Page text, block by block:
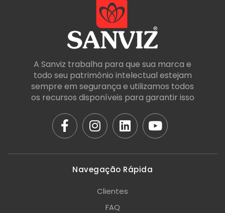
A Sanviz trabalha para que sua marca e
todo seu patrimônio intelectual estejam
sempre em segurança e utilizamos todos
os recursos disponíveis para garantir isso
Navegação Rápida
Clientes
FAQ